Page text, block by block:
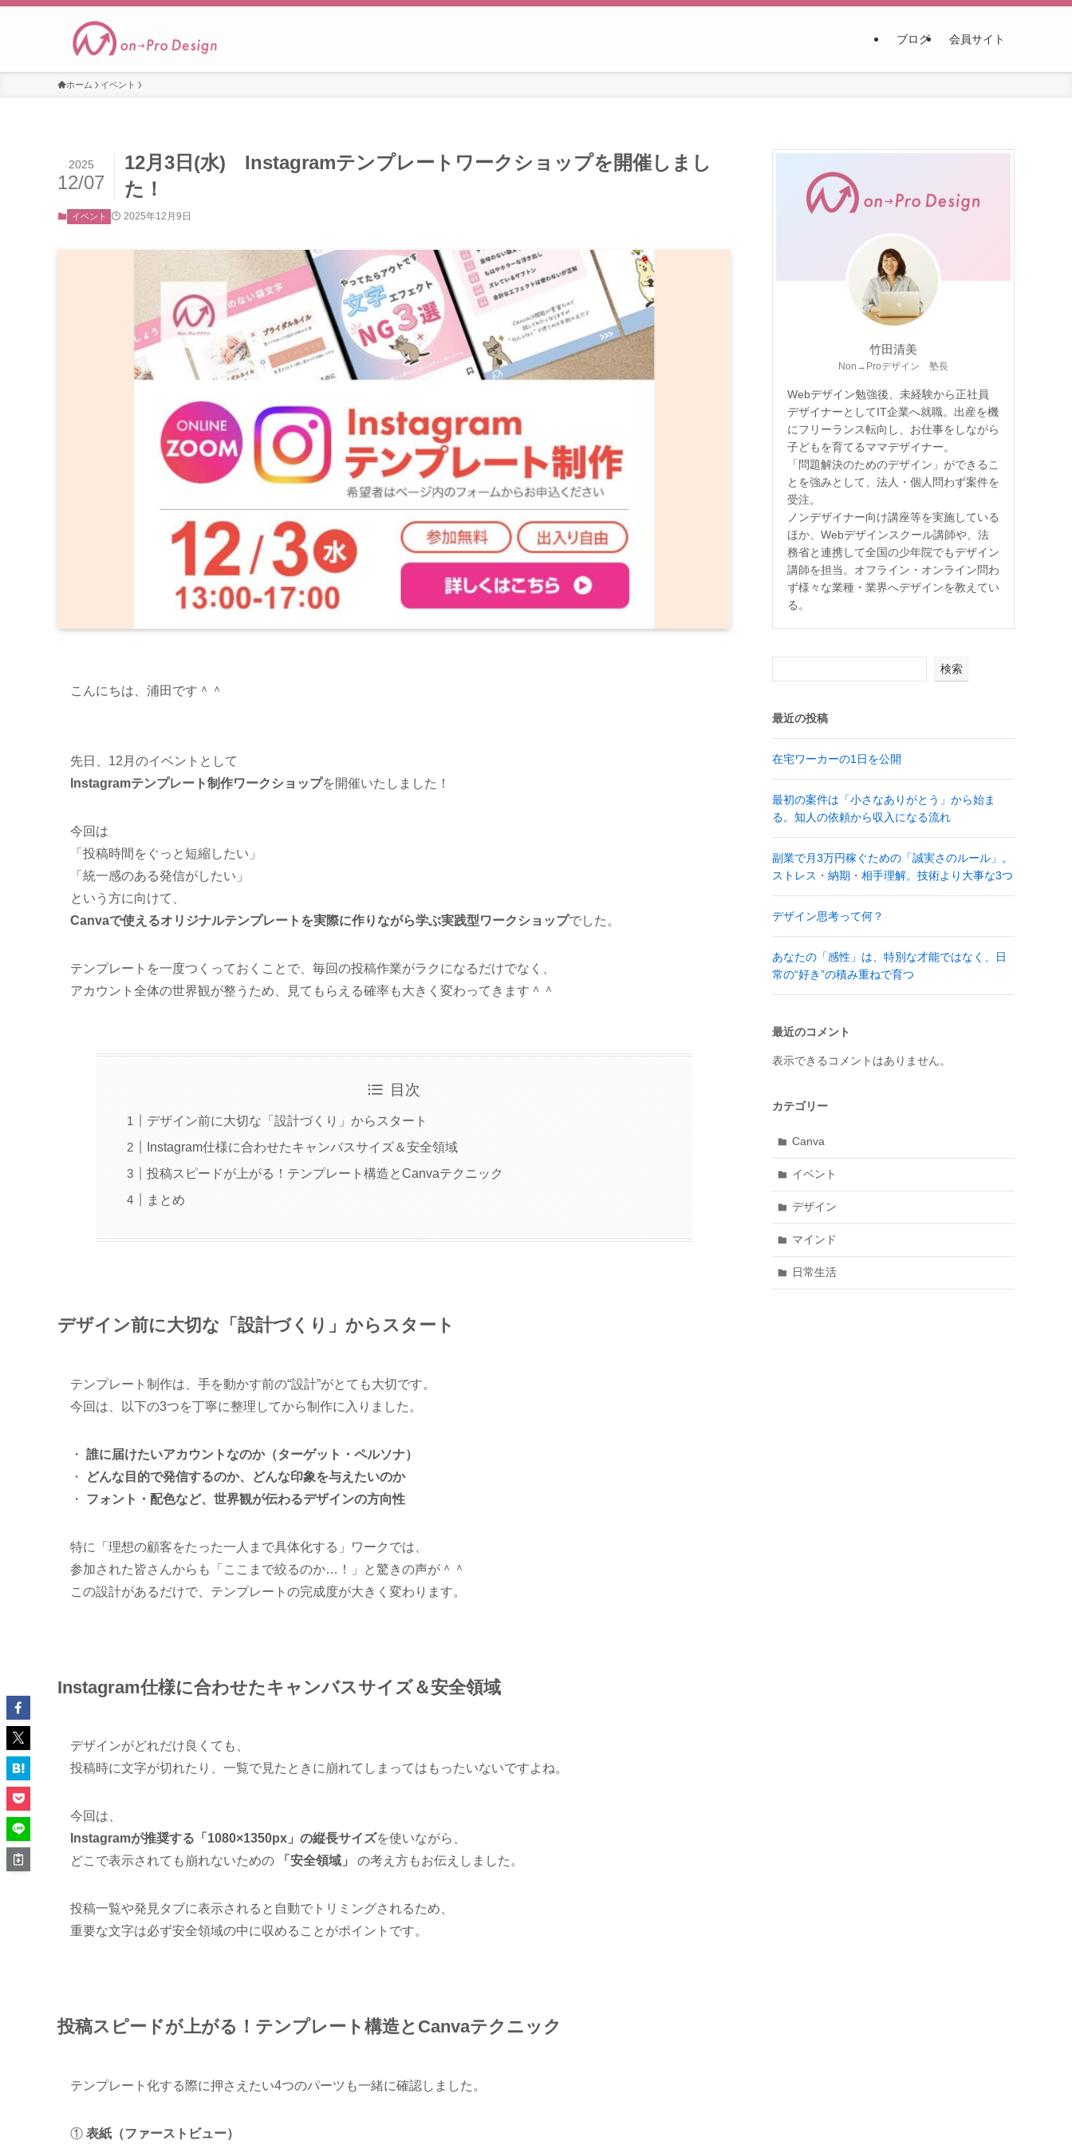
ブログ 会員サイト
ホーム イベント
12月3日(水) Instagramテンプレートワークショップを開催しまし
た！
2025
12/07
イベント 2025年12月9日
こんにちは、浦田です＾＾
先日、12月のイベントとして
Instagramテンプレート制作ワークショップを開催いたしました！
今回は
「投稿時間をぐっと短縮したい」
「統一感のある発信がしたい」
という方に向けて、
Canvaで使えるオリジナルテンプレートを実際に作りながら学ぶ実践型ワークショップでした。
テンプレートを一度つくっておくことで、毎回の投稿作業がラクになるだけでなく、
アカウント全体の世界観が整うため、見てもらえる確率も大きく変わってきます＾＾
目次
デザイン前に大切な「設計づくり」からスタート
Instagram仕様に合わせたキャンバスサイズ＆安全領域
投稿スピードが上がる！テンプレート構造とCanvaテクニック
まとめ
デザイン前に大切な「設計づくり」からスタート
テンプレート制作は、手を動かす前の“設計”がとても大切です。
今回は、以下の3つを丁寧に整理してから制作に入りました。
・ 誰に届けたいアカウントなのか（ターゲット・ペルソナ）
・
どんな目的で発信するのか、どんな印象を与えたいのか
・ フォント・配色など、世界観が伝わるデザインの方向性
特に「理想の顧客をたった一人まで具体化する」ワークでは、
参加された皆さんからも「ここまで絞るのか…！」と驚きの声が＾＾
この設計があるだけで、テンプレートの完成度が大きく変わります。
Instagram仕様に合わせたキャンバスサイズ＆安全領域
デザインがどれだけ良くても、
投稿時に文字が切れたり、一覧で見たときに崩れてしまってはもったいないですよね。
今回は、
Instagramが推奨する「1080×1350px」の縦長サイズを使いながら、
どこで表示されても崩れないための
「安全領域」 の考え方もお伝えしました。
投稿一覧や発見タブに表示されると自動でトリミングされるため、
重要な文字は必ず安全領域の中に収めることがポイントです。
投稿スピードが上がる！テンプレート構造とCanvaテクニック
テンプレート化する際に押さえたい4つのパーツも一緒に確認しました。
① 表紙（ファーストビュー）
竹田清美
Non→Proデザイン 塾長
Webデザイン勉強後、未経験から正社員
デザイナーとしてIT企業へ就職。出産を機
にフリーランス転向し、お仕事をしながら
子どもを育てるママデザイナー。
「問題解決のためのデザイン」ができるこ
とを強みとして、法人・個人問わず案件を
受注。
ノンデザイナー向け講座等を実施している
ほか、Webデザインスクール講師や、法
務省と連携して全国の少年院でもデザイン
講師を担当。オフライン・オンライン問わ
ず様々な業種・業界へデザインを教えてい
る。
検索
最近の投稿
在宅ワーカーの1日を公開
最初の案件は「小さなありがとう」から始ま
る。知人の依頼から収入になる流れ
副業で月3万円稼ぐための「誠実さのルール」。
ストレス・納期・相手理解。技術より大事な3つ
デザイン思考って何？
あなたの「感性」は、特別な才能ではなく、日
常の“好き”の積み重ねで育つ
最近のコメント
表示できるコメントはありません。
カテゴリー
Canva
イベント
デザイン
マインド
日常生活